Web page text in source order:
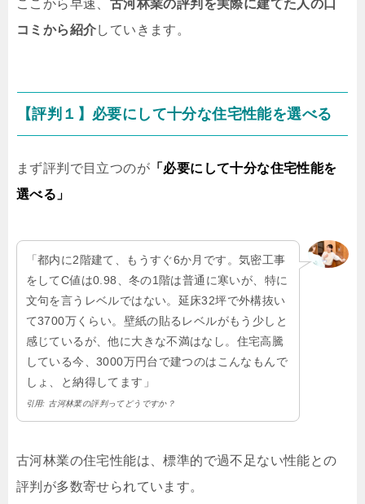
ここから早速、 古河林業の評判を実際に建てた人の口
コミから紹介していきます。
【評判１】必要にして十分な住宅性能を選べる
まず評判で目立つのが 「必要にして十分な住宅性能を
選べる」
「都内に2階建て、もうすぐ6か月です。気密工事
をしてC値は0.98、冬の1階は普通に寒いが、特に
文句を言うレベルではない。延床32坪で外構抜い
て3700万くらい。壁紙の貼るレベルがもう少しと
感じているが、他に大きな不満はなし。住宅高騰
している今、3000万円台で建つのはこんなもんで
しょ、と納得してます」
引用: 古河林業の評判ってどうですか？
古河林業の住宅性能は、標準的で過不足ない性能との
評判が多数寄せられています。